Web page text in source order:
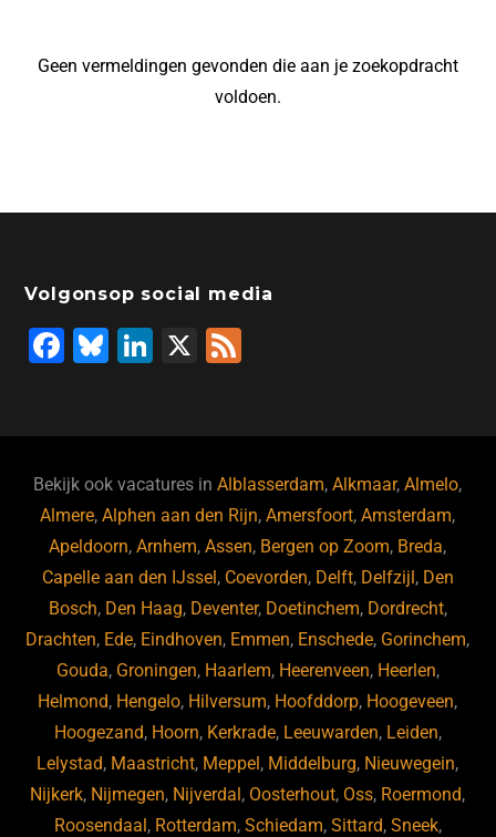
Geen vermeldingen gevonden die aan je zoekopdracht
voldoen.
Volgonsop social media
F
b
o
o
k
Bl
ky
Li
dI
n
X
Bekijk ook vacatures inAlblasserdam,Alkmaar,Almelo,
Almere,Alphen aan den Rijn,Amersfoort,Amsterdam,
Apeldoorn,Arnhem,Assen, Bergen op Zoom, Breda,
Capelle aan den IJssel , Coevorden, Delft, Delfzijl , Den
Bosch, Den Haag, Deventer, Doetinchem, Dordrecht,
Drachten, Ede, Eindhoven, Emmen, Enschede, Gorinchem,
Gouda, Groningen, Haarlem, Heerenveen, Heerlen,
Helmond, Hengelo, Hilversum, Hoofddorp, Hoogeveen,
Hoogezand, Hoorn, Kerkrade, Leeuwarden, Leiden,
Lelystad, Maastricht, Meppel , Middelburg, Nieuwegein,
Nijkerk, Nijmegen, Nijverdal , Oosterhout, Oss, Roermond,
Roosendaal , Rotterdam, Schiedam, Sittard, Sneek,